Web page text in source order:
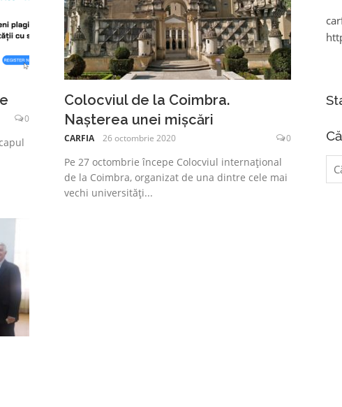
0
Colocviul de la Coimbra.
Nașterea unei mișcări
CARFIA 26 octombrie 2020 0
Pe 27 octombrie începe Colocviul internațional
de la Coimbra, organizat de una dintre cele mai
vechi universități...